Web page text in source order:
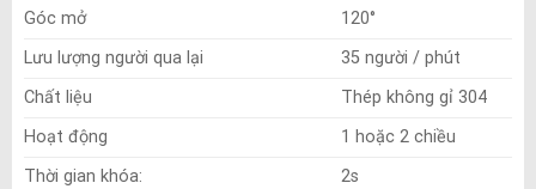
Góc mở
120°
Lưu lượng người qua lại
35 người / phút
Chất liệu
Thép không gỉ 304
Hoạt động
1 hoặc 2 chiều
Thời gian khóa:
2s